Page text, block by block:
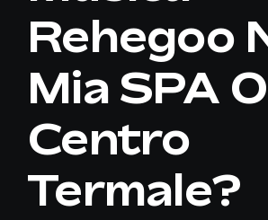
IT
Rehegoo
Mia SPA O
Centro
Termale?